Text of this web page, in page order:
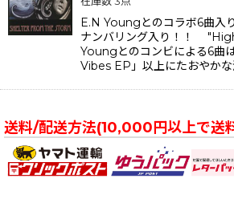
E.N Youngとのコラボ6曲入
ナンバリング入り！！
Youngとのコンビによる6曲
Vibes EP」以上にたおやか
送料/配送方法(10,000円以上で送